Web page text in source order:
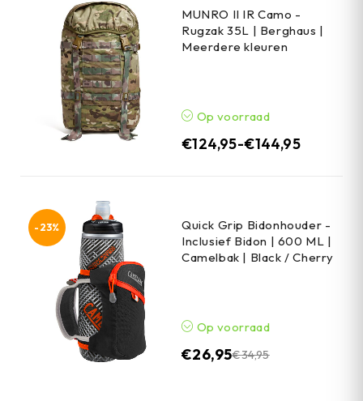
MUNRO II IR Camo -
Rugzak 35L | Berghaus |
Meerdere kleuren
Op voorraad
€124,95-€144,95
-23%
Quick Grip Bidonhouder -
Inclusief Bidon | 600 ML |
Camelbak | Black / Cherry
Op voorraad
€34,95
€26,95